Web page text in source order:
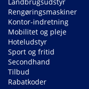
Rengøringsmaskiner
Kontor-indretning
Mobilitet og pleje
Hoteludstyr
Sport og fritid
Secondhand
Tilbud
Rabatkoder